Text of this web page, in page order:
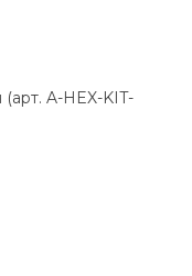
A-HEX-KIT-